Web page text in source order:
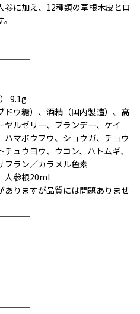
に加え、12種類の草根木皮とロ
9.1g
ドウ糖）、酒精（国内製造）、高
ヤルゼリー、ブランデー、ケイ
ハマボウフウ、ショウガ、チョウ
ュウヨウ、ウコン、ハトムギ、
フラン／カラメル色素
人参根20ml
りますが品質には問題ありませ